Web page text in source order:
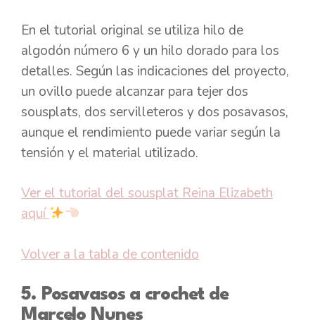
En el tutorial original se utiliza hilo de
algodón número 6 y un hilo dorado para los
detalles. Según las indicaciones del proyecto,
un ovillo puede alcanzar para tejer dos
sousplats, dos servilleteros y dos posavasos,
aunque el rendimiento puede variar según la
tensión y el material utilizado.
Ver el tutorial del sousplat Reina Elizabeth
aquí
Volver a la tabla de contenido
5. Posavasos a crochet de
Marcelo Nunes